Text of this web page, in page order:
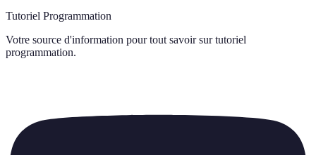
Tutoriel Programmation
Votre source d'information pour tout savoir sur tutoriel
programmation.